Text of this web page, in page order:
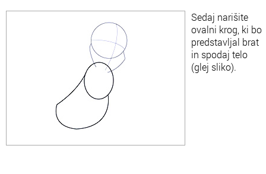
Sedaj narišite
ovalni krog, ki bo
predstavljal brat
in spodaj telo
(glej sliko).